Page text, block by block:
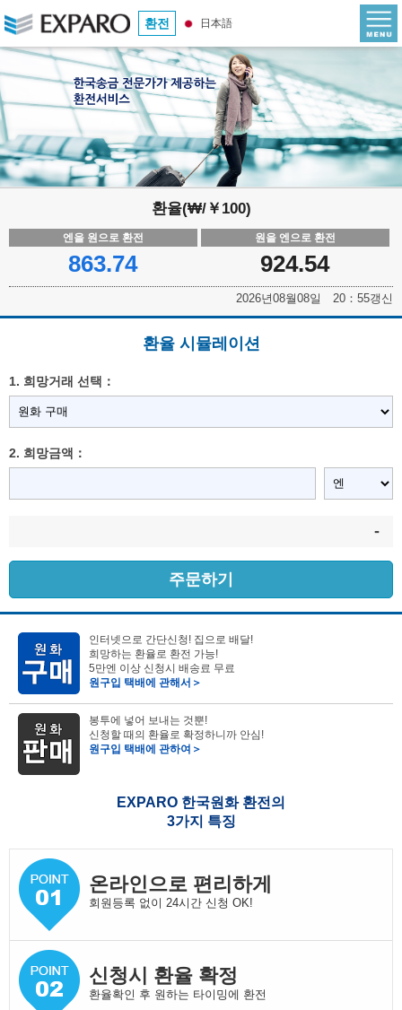
환전 日本語
환율(₩/￥100)
엔을 원으로 환전
863.74
원을 엔으로 환전
924.54
2026년08월08일 20：55갱신
환율 시뮬레이션
1. 희망거래 선택：
2. 희망금액：
-
주문하기
인터넷으로 간단신청! 집으로 배달!
희망하는 환율로 환전 가능!
5만엔 이상 신청시 배송료 무료
원구입 택배에 관해서＞
봉투에 넣어 보내는 것뿐!
신청할 때의 환율로 확정하니까 안심!
원구입 택배에 관하여＞
EXPARO 한국원화 환전의
3가지 특징
온라인으로 편리하게
회원등록 없이 24시간 신청 OK!
신청시 환율 확정
환율확인 후 원하는 타이밍에 환전